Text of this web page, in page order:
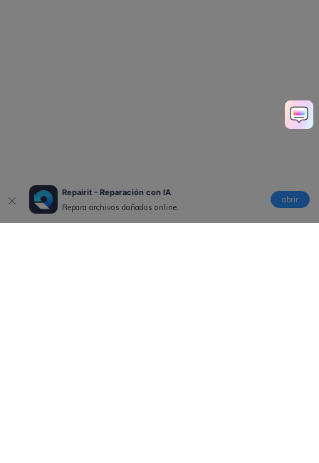
Repairit - Reparación con IA
Repara archivos dañados online.
abrir